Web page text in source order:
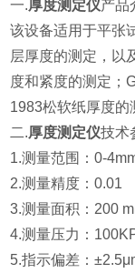
一.厚度测定仪产品
该设备适用于平张
层厚度的测定，以
度和紧度的测定；
1983松软纸厚度的
二.厚度测定仪技术
1.测量范围：0-
2.测量精度：0.01
3.测量面积： 200
4.测量压力：
5.指示偏差：